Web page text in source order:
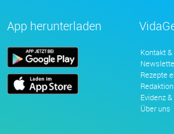
App herunterladen
Kontakt
Rezepte
Redaktion
Evidenz
Über uns